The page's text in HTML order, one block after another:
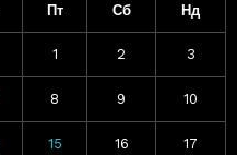
Пт Сб Нд
1 2 3
8 9 10
15 16 17